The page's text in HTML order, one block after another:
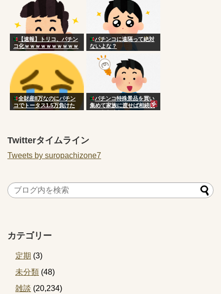
【速報】トリコ、パチン
コ化ｗｗｗｗｗｗｗｗｗｗ
ｗｗｗｗｗｗｗｗｗｗｗｗ
ｗｗｗｗｗ
パチンコに遠隔って絶対
ないよな？
全財産8万なのにパチン
コでトータス1.5万負けた
www
パチンコ特殊景品を買い
集めて家族に渡せば相続税
かからなくない？
Twitterタイムライン
Tweets by suropachizone7
カテゴリー
定期 (3)
未分類 (48)
雑談 (20,234)